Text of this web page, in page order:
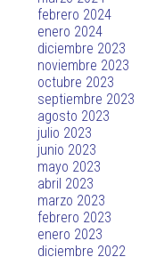
febrero 2024
enero 2024
diciembre 2023
noviembre 2023
octubre 2023
septiembre 2023
agosto 2023
julio 2023
junio 2023
mayo 2023
abril 2023
marzo 2023
febrero 2023
enero 2023
diciembre 2022